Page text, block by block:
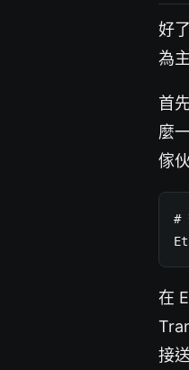
好
為
首
麼
傢
#
在
接